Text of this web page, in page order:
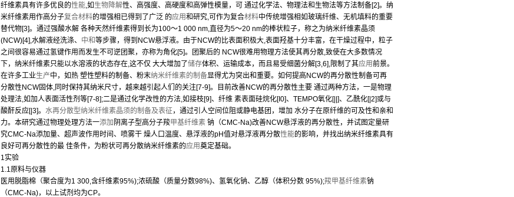
纤维素具有许多优良的性能,如生物降解性、高强度、高硬度和高弹性模量，可 通过化学法、物理法和生物法等方法制备[2]。纳
米纤维素用作高分子复合材料的增强相已得到了广泛 的应用和研究,可作为复合材料中传统增强相如玻璃纤维、无机填料的重要
替代物[3]。通过强酸水解 各种天然纤维素得到长为100〜1 000 nm,直径为5〜20 nm的棒状粒子，称之为纳米纤维素晶须
(NCW)[4],水解液经洗涤、 中和等步骤，得到NCW悬浮液。由于NCW的比表面积极大,表面羟基十分丰富，在干燥过程中，粒子
之间很容易通过氢键作用而发生不可逆团聚，亦称为角化[5]。团聚后的 NCW很难用物理方法使其再分散,致使在大多数情况
下，纳米纤维素只能以水溶液的状态存在,这不仅 大大增加了储存体积、运输成本，而且易受细菌分解[3,6],限制了其应用前景。
在许多工业生产中，如热 塑性塑料的制备、粉末纳米纤维素的制备显得尤为突出和重要。如何提高NCW的再分散性制备可再
分散性NCW固体,同时保持其纳米尺寸，越来越引起人们的关注[7-9]。目前改善NCW的再分散性主要 通过两种方法，一是物理
处理法,如加人表面活性剂等[7-8];二是通过化学改性的方法,如接枝[9]、纤维 素表面硅烷化[I0]、TEMPO氧化[||]、乙酰化[|2]或与
酸酐反应[|3]。 水再分散型纳米纤维素晶须的制备及表征 ，通过引人空间位阻或静电基团，增加 水分子在原纤维的可及性和亲和
力。本研究通过物理处理方法一添加 阴离子型高分子羧甲基纤维素 钠（CMC-Na)改善NCW悬浮液的再分散性，并试图定量研
究CMC-Na添加量、超声波作用时间、喷雾干 燥人口温度、悬浮液的pH值对悬浮液再分散性能的影响，并找出纳米纤维素具有
良好可再分散性的最 佳条件，为粉状可再分散纳米纤维素的应用奠定基础。
1实验
1.1原料与仪器
医用脱脂棉（聚合度为1 300,含纤维素95%);浓硫酸（质量分数98%)、氢氧化钠、乙醇（体积分数 95%);羧甲基纤维素钠
（CMC-Na)，以上试剂均为CP。